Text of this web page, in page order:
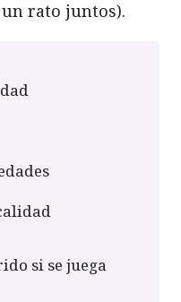
rato juntos).
si se juega